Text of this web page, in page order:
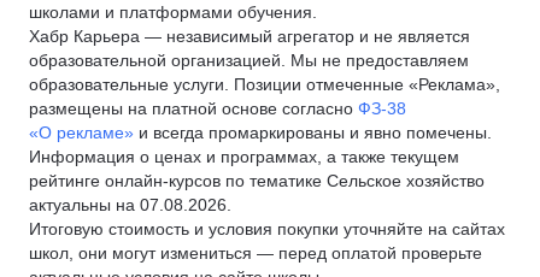
школами и платформами обучения.
Хабр Карьера — независимый агрегатор и не является
образовательной организацией. Мы не предоставляем
образовательные услуги. Позиции отмеченные «Реклама»,
размещены на платной основе согласно ФЗ-38
«О рекламе» и всегда промаркированы и явно помечены.
Информация о ценах и программах, а также текущем
рейтинге онлайн-курсов по тематике Сельское хозяйство
актуальны на 07.08.2026.
Итоговую стоимость и условия покупки уточняйте на сайтах
школ, они могут измениться — перед оплатой проверьте